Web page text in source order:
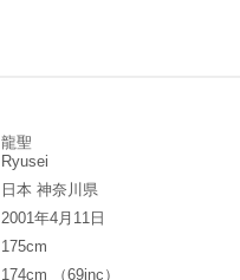
龍聖
Ryusei
日本 神奈川県
2001年4月11日
175cm
174cm （69inc）